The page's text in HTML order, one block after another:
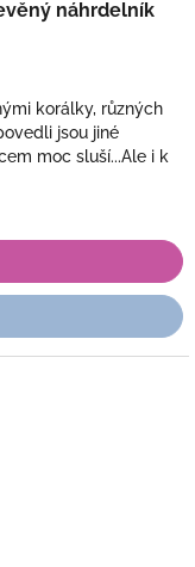
náhrdelník
korálky, různých
jsou jiné
moc sluší...Ale i k